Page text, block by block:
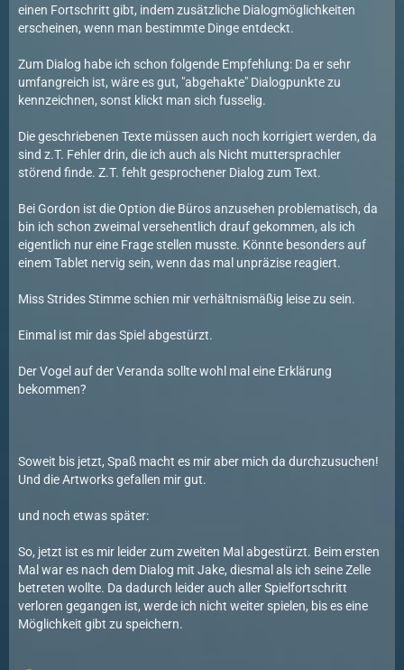
einen Fortschritt gibt, indem zusätzliche Dialogmöglichkeiten
erscheinen, wenn man bestimmte Dinge entdeckt.
Zum Dialog habe ich schon folgende Empfehlung: Da er sehr
umfangreich ist, wäre es gut, "abgehakte" Dialogpunkte zu
kennzeichnen, sonst klickt man sich fusselig.
Die geschriebenen Texte müssen auch noch korrigiert werden, da
sind z.T. Fehler drin, die ich auch als Nicht muttersprachler
störend finde. Z.T. fehlt gesprochener Dialog zum Text.
Bei Gordon ist die Option die Büros anzusehen problematisch, da
bin ich schon zweimal versehentlich drauf gekommen, als ich
eigentlich nur eine Frage stellen musste. Könnte besonders auf
einem Tablet nervig sein, wenn das mal unpräzise reagiert.
Miss Strides Stimme schien mir verhältnismäßig leise zu sein.
Einmal ist mir das Spiel abgestürzt.
Der Vogel auf der Veranda sollte wohl mal eine Erklärung
bekommen?
Soweit bis jetzt, Spaß macht es mir aber mich da durchzusuchen!
Und die Artworks gefallen mir gut.
und noch etwas später:
So, jetzt ist es mir leider zum zweiten Mal abgestürzt. Beim ersten
Mal war es nach dem Dialog mit Jake, diesmal als ich seine Zelle
betreten wollte. Da dadurch leider auch aller Spielfortschritt
verloren gegangen ist, werde ich nicht weiter spielen, bis es eine
Möglichkeit gibt zu speichern.